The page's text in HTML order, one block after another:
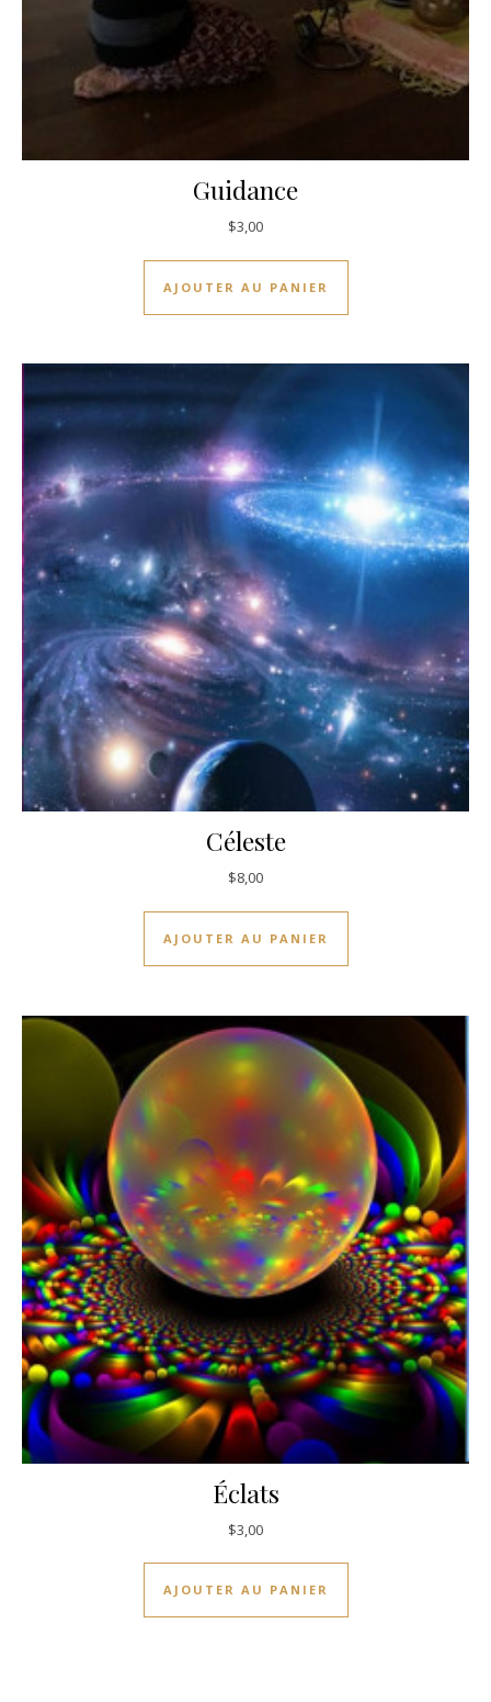
Guidance
$3,00
AJOUTER AU PANIER
Céleste
$8,00
AJOUTER AU PANIER
Éclats
$3,00
AJOUTER AU PANIER